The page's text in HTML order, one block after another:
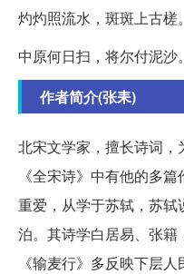
灼灼照流水，斑斑上古槎。
中原何日扫，将尔付泥沙。
作者简介(张耒)
北宋文学家，擅长诗词，
《全宋诗》中有他的多
重爱，从学于苏轼，苏
泊。其诗学白居易、张籍
《输麦行》多反映下层